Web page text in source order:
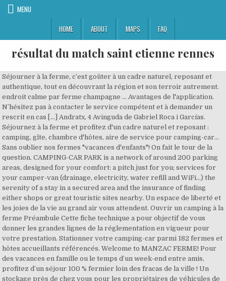
MENU
HOME
ABOUT MAPS FAQ
résultat du match saint etienne rennes
Séjourner à la ferme, c’est goûter à un cadre naturel, reposant et authentique, tout en découvrant la région et son terroir autrement. endroit calme par ferme champagne ... Avantages de l'application. N’hésitez pas à contacter le service compétent et à demander un rescrit en cas […] Andratx, 4 Avinguda de Gabriel Roca i Garcías. Séjournez à la ferme et profitez d'un cadre naturel et reposant : camping, gîte, chambre d'hôtes, aire de service pour camping-car... Sans oublier nos fermes "vacances d'enfants"! On fait le tour de la question. CAMPING-CAR PARK is a network of around 200 parking areas, designed for your comfort: a pitch just for you; services for your camper-van (drainage, electricity, water refill and WiFi…) the serenity of a stay in a secured area and the insurance of finding either shops or great touristic sites nearby. Un espace de liberté et les joies de la vie au grand air vous attendent. Ouvrir un camping à la ferme Préambule Cette fiche technique a pour objectif de vous donner les grandes lignes de la réglementation en vigueur pour votre prestation. Stationner votre camping-car parmi 182 fermes et hôtes accueillants référencés. Welcome to MANZAC FERME! Pour des vacances en famille ou le temps d’un week-end entre amis, profitez d’un séjour 100 % fermier loin des fracas de la ville ! Un stockage près de chez vous pour les propriétaires de véhicules de loisir Attention, l’interprétation et l’application des textes de loi peuvent être différentes selon les régions. Partagez des lieux où il fait bon se reposer. Davy03, à la fermeture de ton classeur, il faut désactiver le timer. Informations générales : camping à la ferme, animaux admis en laisse dans tout le camping - Terrain : 1 hectare, terrain très vallonné - Environnement : campagne Emplacements : tentes, caravanes, camping-cars, branchements électriques, sanitaires pour personnes à mobilité réduite - Locations : appartements, locations accessibles aux personnes à mobilité réduite Attention, ... Nous sommes plus de 8 000 agriculteurs Bienvenue à la ferme prêts à vous accueillir. 15,– euro p.p. A la recherche d'une ferme en région Auvergne pour garer votre camping car en toute convivialité, faites-vous guider par Camping Car d'hôtes, votre guide du stationnement sécurisé. Un stockage près de chez vous pour les propriétaires de véhicules de loisir Camping-car TV est une sorte de plateau TV roulant qui met en lumière et valorise l’offre touristique et l’économie locale. Tarifs. Profitez de votre liberté de déplacement pour utiliser les aires de stationnement, les aires de service et d'accueil de campings car aménagées sur nos exploitations agricoles. Laissez donc votre Camping-car, il est entre de bonnes mains, et enfourchez votre vélo pour une agréable promenade, en plein cœur de la Baie de Somme. Capaciteit1 Emplacement camping-car. Venez découvrir l'authenticité d'un repas cuisiné par nos fermiers ! Send an e-mail. For nature lovers ‎CARAMAPS : 60 000 étapes pour le voyage en camping car disponibles gratuitement et directement dans votre poche : aire de service, camping, parking, aire à la ferme... TELECHARGEZ les régions en mode hors ligne et naviguez sans connexion Internet pendant votre voyage en camping car. Visite du Château à Etoges, belle promenade à travers les vignobles . 86 likes. le camping car est loué sur place. il dispose d'un lit à la française : 140X 190cm d'un lit dînette : … 86 likes. Camping Car à la Ferme "GAEC de Villers" partager ajouter imprimer. We are a very small, family run, friendly and well established site, catering for caravans, motor homes and campers. Peu de contraintes et de belles rencontres Jusqu’au 20 novembre pour s’inscrire. A new way to discover our villages. Avec CaraMaps, optons pour le camping-car à la ferme ! Le camping-car à la ferme, un partage simple et gratuit. En utilisant ces derniers, vous acceptez l'utilisation des cookies. partout en France. Grâce à Park4night trouvez et partagez les lieux où vous avez aimé vous détendre, passer la nuit, pique-niquer ou vous vider la tête. Envie de découvrir le savoir-faire de nos fermiers ? La Ferme Théâtre Notre Dame 7230 LABLACHERE Envie de redécouvrir le bon goût des produits fermiers et les plaisirs simples de la vie à la ferme ? Andratx, 4 Avinguda de Gabriel Roca i Garcías. Mettez votre campingcar ou tout autre véhicule à 4 roues en position horizontale. Accueilli par l'agriculteur ou un membre de sa famille, vous disposez d'un vaste emplacement (300 m2 en moyenne), facile d'accès et situé à proximité des bâtiments de la ferme. A+ Posez vos questions et parcourez les 3 200 000 messages actuellement en ligne. Revenir à la … Pour vos vacances à la ferme ou lors d'un week-end découverte, venez apprécier le calme et la tranquillité d'un séjour à la campagne. il est formellement interdit de le déplacer sans notre autorisation. Find fabulous sites to camp on. Cependant, certaines zones restent blanches et France Passion voudrait y remédier : « Nous cherchons de nouveaux producteurs partout en Fra… Een ongewone camping: Bienvenue à la Ferme et Pré Vert, 2 épis. With HomeCamper, you can book a plot at someone's home. The site offers the peace and quiet of a grown-ups only environment and is open May to September. France Passion - Guide des Étapes nature, gourmandes et chaleureuses en camping-car à la ferme chez les agriculteurs, à la campagne - agritourisme & œnotourisme 31 Octobre 2016. Partagez des lieux où il fait bon se reposer. Quelles sont les meilleures appli camping-car pour cet été 2018 ? Le réseau France Passion regroupe presque 2000 étapes partout en France, principalement dans les régions viticoles (Alsace, Beaujolais, Bordelais…). Écrit parJacson-Allemand Christel. Pour se garer, l’appli la plus téléchargée en 2017 a été Park4Night.Intuitive, elle est facile à utiliser. Si vous voyagez en camping car sur nos routes de campagne, arrêtez-vous sur une aire d’accueil aménagée dans une exploitation agricole. Gardiennage camping car à la ferme. Website. Bonjour . Téléchargez l'application L’application CaraMaps permet d’identifier les points d’intérêt autour de vous ou à votre destination lors de votre voyage en camping-car ou van aménagé. A new way to discover our villages. Elle propose aussi un petit widget (=module autonome) à afficher sur l’écran du téléphone pour suivre l’évolution de la météo en direct. Trouver Aires Camping-Car de tes rêves, rapidement et simplement. Un partenariat avec le réseau Bienvenue à la ferme a permis de diversifier les propositions et de multiplier les points de chute. Sommaire 2000 étapes et bientôt chez vous ? Profitez dès maintenant de plus de 90 000 adresses dans votre poche gratuitement et retrouvez l'ensemble des tarifs, services, coordonnées, photos pour chacune des bonnes adresses. La location d’un emplacement sur un terrain nu constitue un acte purement civil dont les profits entrent dans la catégorie des revenus micro-fonciers (tant qu’ils ne dépassent pas 15 000 euros). Et puis nous sommes à la campagne. Aire de camping-car privée "Ferme de la Grande Retz". France. Ah, si, il y a quand même un élevage de canard, en face, qui peuvent vous réveiller le matin. Créé en 1988, Bienvenue à la ferme est aujourd’hui le premier réseau national de vente directe et d’accueil à la ferme. Aire de camping-car à la ferme - forum Camping-car - Besoin d'infos sur Camping-car ? Click here to start a new search. For nature lovers. 2.188500 Très beaux propriétaires et de belles vues sur les champs. Que ce soit pour une dégustation, un apéritif, un goûter ou un repas en ferme auberge, régalez-vous de nos produits fermiers du terroir (charcuterie et salaisons, fruits et légumes, fromages, vins…), vous serez étonnés de la variété des spécialités gastronomiques de nos régions ! Op een Middeleeuwse stad zoals ten tijde van de prinsen, ridders, prinsessen. U geniet er van een koninklijke rust en een koninklijk ontbijt. Key information. Follow @Wikiagri Imprimer. Nous sommes plus de 8 000 agriculteurs Bienvenue à la ferme prêts à vous accueillir. Beau jardin où vous pouvez rester. La Camperstop-App contient 12.000 aires camping-car inspectées en Europe. Place de campeur à la ferme. Nous vous donnons des renseignements pour la France, à titre indicatif. Toilette écologique. aire de camping car à la ferme - Montbressous - La Bastide l'Evêque 12200 Le Bas-Ségala lat. Wilcza, Calm place with fireplace on 19-12-2020 by Hasic. Fermer. CARAMAPS : 60 000 étapes pour le voyage en camping-car, caravane et van disponibles gratuitement et directement dans votre poche : aire de service, camping, parking, aire à la ferme... Les cookies assurent le bon fonctionnement de nos services. The Picquigny Motorhome stopover, situated very close to the Château de Picquigny and the River Somme, is perfect for a well-earned break in a splendid country setting (facilities: sink, showers, documentation for visits). Le camping, situé à proximité de la ferme vous accueille de mai à octobre, pour quelques jours ou plusieurs semaines. Camping Car à la Ferme "Relais équestre des Récolets" 06 08 40 39 47. numéro direct du propriétaire pas de surtaxe. Camping-car TV : pour suivre le Géoptimiste et ne manquer aucun épisode du JT. Open 21st May 2021 - 5th September 2021; on 19-12-2020 by Sylvotte. Sur le chemin du retour, la Bretagne est ici pour la … Camping A La Ferme De Penguilly : Postajališče za avtodome Prix hors saison 5€ un camping car 2personnes 2 chiens Borne:3€ Prix pleine saison 10€ avec electricite Koordinate GPS : Zemljepisna dolžina : -4.29402 Zemljepisna širina : 47.94682 De quoi mettre l’eau à la bouche à tous les camping-caristes qui l’utilisent. Accès à toutes les avis et photos; ... Bel endroit, belle vue, commodités en ordre, rapport à la maison des propriétaires. RECHERCHEZ u… Petit déjeuner à la ferme Produits régionaux. Aires pour Camping Car à proximité. nous sommes allé visiter le plateau de l'Aubrac ce week-end , nous avons fait une ha